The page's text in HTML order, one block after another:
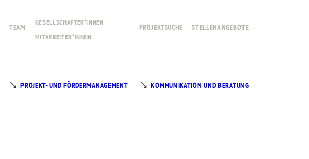
TEAM
GESELLSCHAFTER*INNEN
MITARBEITER*INNEN
PROJEKTSUCHE STELLENANGEBOTE
PROJEKT- UND FÖRDERMANAGEMENT KOMMUNIKATION UND BERATUNG